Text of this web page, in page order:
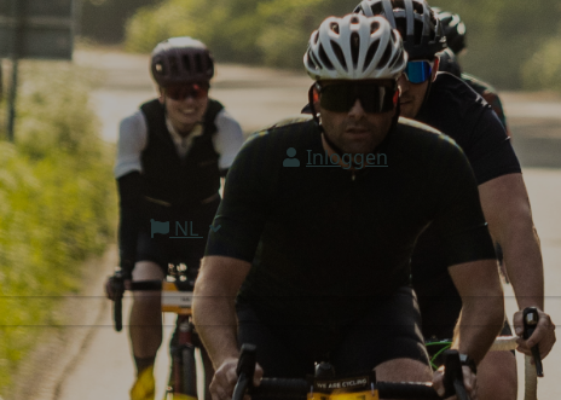
Inloggen
NL